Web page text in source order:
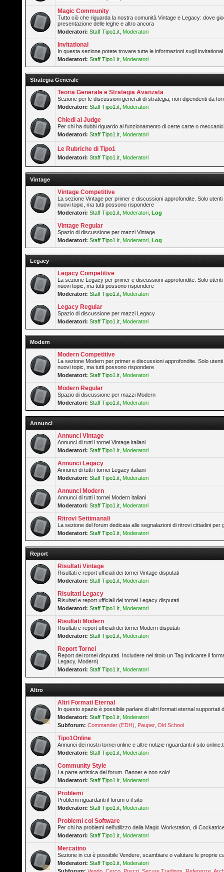
Magic Community
Tutto ciò che riguarda la nostra comunità Vintage e Legacy: dove
presentazione delle leghe e altro ancora
Moderatori: Staff Tipo1.it Moderatori
Invitational
In questa sezione potete trovare tutte le informazioni sugli
Moderatori: Staff Tipo1.it Moderatori
Strategia Generale
Teoria Generale e Strategia Avanzata
Sezione per le discussioni generali di strategia, non dipendenti da
Moderatori: Staff Tipo1.it Moderatori
Chiedi al Judge
Per chi ha dubbi riguardo al funzionamento di certe carte o
Moderatori: Staff Tipo1.it Moderatori
Le Rubriche di Tipo1
Moderatori: Staff Tipo1.it Moderatori
Vintage
Vintage Competitive
La sezione Vintage per primer e discussioni approfondite. Solo
nuovi topic, ma tutti possono rispondere
Moderatori: Staff Tipo1.it Moderatori ,Log
Vintage Regular
Spazio di discussione per mazzi Vintage
Moderatori: Staff Tipo1.it Moderatori ,Log
Legacy
Legacy Competitive
La sezione Legacy per primer e discussioni approfondite. Solo
nuovi topic, ma tutti possono rispondere
Moderatori: Staff Tipo1.it Moderatori
Legacy Regular
Spazio di discussione per mazzi Legacy
Moderatori: Staff Tipo1.it Moderatori
Modern
Modern Competitive
La sezione Modern per primer e discussioni approfondite. Solo
nuovi topic, ma tutti possono rispondere
Moderatori: Staff Tipo1.it Moderatori
Modern Regular
Spazio di discussione per mazzi Modern
Moderatori: Staff Tipo1.it Moderatori
Annunci
Annunci Vintage
Annunci di tutti i tornei Vintage italiani
Moderatori: Staff Tipo1.it Moderatori
Annunci Legacy
Annunci di tutti i tornei Legacy italiani
Moderatori: Staff Tipo1.it Moderatori
Annunci Modern
Annunci di tutti i tornei Modern italiani
Moderatori: Staff Tipo1.it Moderatori
Ritrovi Settimanali
La sezione del forum dedicata alle segnalazioni di ritrovi cittadini per
Moderatori: Staff Tipo1.it Moderatori
Report
Risultati Vintage
Risultati e report ufficiali dei tornei Vintage disputati
Moderatori: Staff Tipo1.it Moderatori
Risultati Legacy
Risultati e report ufficiali dei tornei Legacy disputati
Moderatori: Staff Tipo1.it Moderatori
Risultati Modern
Risultati e report ufficiali dei tornei Modern disputati
Moderatori: Staff Tipo1.it Moderatori
Report Tornei
Report dei tornei disputati. Includere nel titolo un Tag indicante il
Legacy, Modern)
Moderatori: Staff Tipo1.it Moderatori
Altro
Altri Formati Eternal
In questo spazio è possibile parlare di altri formati eternal supportati
Moderatori: Staff Tipo1.it Moderatori
Subforum:Commander (EDH) Pauper,Old School
Tipo1Online
Annunci dei nostri tornei online e altre notizie riguardanti il sito
Moderatori: Staff Tipo1.it Moderatori
Community Style
La parte artistica del forum. Banner e non solo!
Moderatori: Staff Tipo1.it Moderatori
Problemi
Problemi riguardanti il forum o il sito
Moderatori: Staff Tipo1.it Moderatori
Problemi col Software
Per chi ha problemi nell'utilizzo della Magic Workstation, di
Moderatori: Staff Tipo1.it Moderatori
Mercatino
Sezione in cui è possibile Vendere, scambiare o valutare le proprie
Moderatori: Staff Tipo1.it Moderatori